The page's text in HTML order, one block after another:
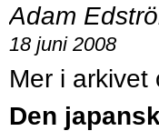
Adam
18 juni 2008
Den